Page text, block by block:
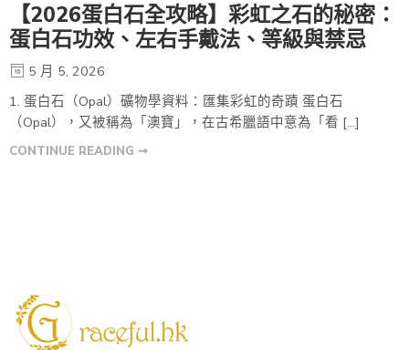
【2026蛋白石全攻略】彩虹之石的秘密：
蛋白石功效、左右手戴法、等級與禁忌
5 月 5, 2026
1. 蛋白石（Opal）礦物學資料：匯集彩虹的奇蹟 蛋白石
（Opal），又被稱為「澳寶」，在古希臘語中意為「看 […]
CONTINUE READING ➞